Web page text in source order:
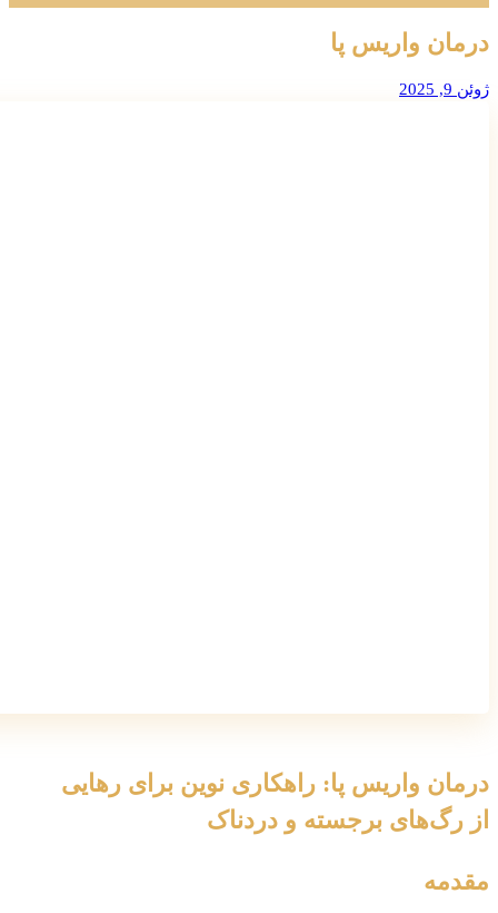
درمان واریس پا
ژوئن 9, 2025
درمان واریس پا: راهکاری نوین برای رهایی
از رگ‌های برجسته و دردناک
مقدمه